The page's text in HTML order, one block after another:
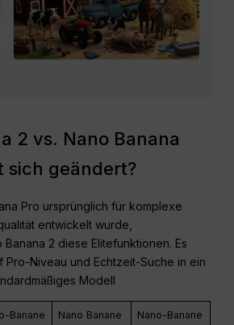
2 vs. Nano Banana
sich geändert?
Pro ursprünglich für komplexe
entwickelt wurde,
2 diese Elitefunktionen. Es
Pro-Niveau und Echtzeit-Suche in ein
Modell
Banane
Nano Banane
Nano-Banane